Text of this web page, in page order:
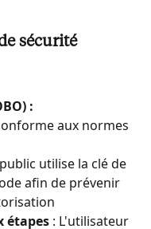
sécurité
:
aux normes
utilise la clé de
afin de prévenir
étapes : L'utilisateur